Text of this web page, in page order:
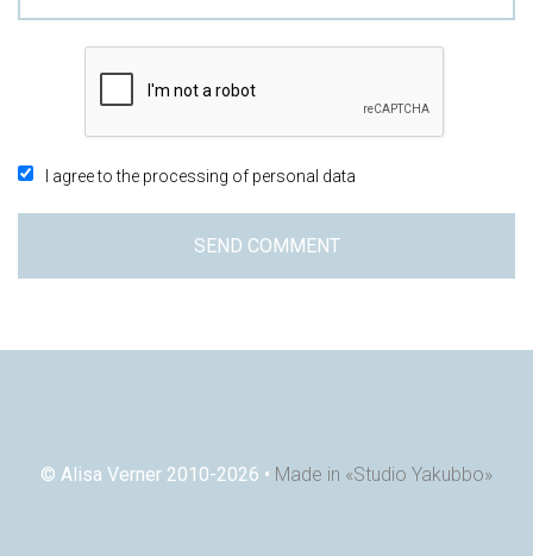
I agree to the processing of personal data
SEND COMMENT
© Alisa Verner 2010-2026 • Made in «Studio Yakubbo»